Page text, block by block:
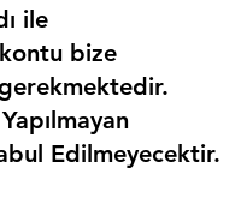
ile
bize
Edilmeyecektir.